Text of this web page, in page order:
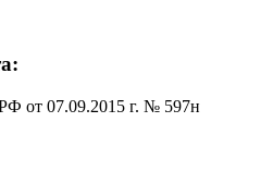
от 07.09.2015 г. № 597н